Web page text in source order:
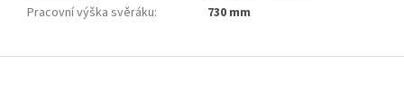
Pracovní výška svěráku: 730 mm